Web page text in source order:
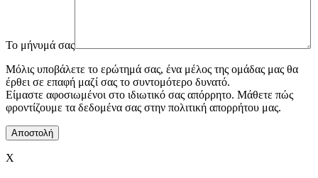
To μήνυμά σας
Μόλις υποβάλετε το ερώτημά σας, ένα μέλος της ομάδας μας θα
έρθει σε επαφή μαζί σας το συντομότερο δυνατό.
Είμαστε αφοσιωμένοι στο ιδιωτικό σας απόρρητο. Μάθετε πώς
φροντίζουμε τα δεδομένα σας στην πολιτική απορρήτου μας.
X